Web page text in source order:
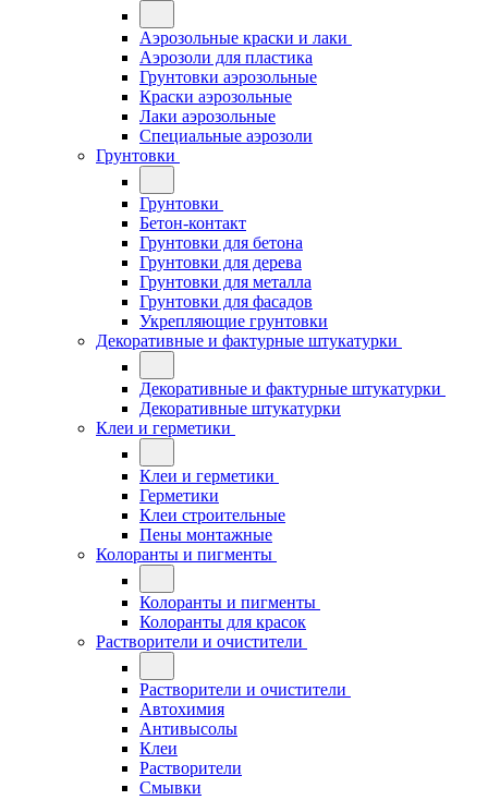
Аэрозольные краски и лаки
Аэрозоли для пластика
Грунтовки аэрозольные
Краски аэрозольные
Лаки аэрозольные
Специальные аэрозоли
Грунтовки
Грунтовки
Бетон-контакт
Грунтовки для бетона
Грунтовки для дерева
Грунтовки для металла
Грунтовки для фасадов
Укрепляющие грунтовки
Декоративные и фактурные штукатурки
Декоративные и фактурные штукатурки
Декоративные штукатурки
Клеи и герметики
Клеи и герметики
Герметики
Клеи строительные
Пены монтажные
Колоранты и пигменты
Колоранты и пигменты
Колоранты для красок
Растворители и очистители
Растворители и очистители
Автохимия
Антивысолы
Клеи
Растворители
Смывки